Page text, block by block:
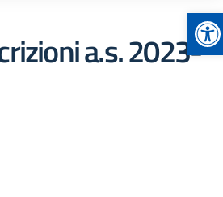
a.s. 2023-